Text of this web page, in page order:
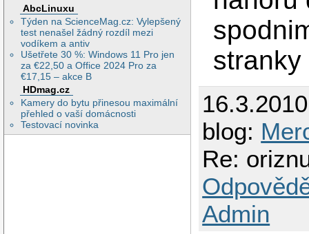
AbcLinuxu
Týden na ScienceMag.cz: Vylepšený
test nenašel žádný rozdíl mezi
vodíkem a antiv
Ušetřete 30 %: Windows 11 Pro jen
za €22,50 a Office 2024 Pro za
€17,15 – akce B
HDmag.cz
Kamery do bytu přinesou maximální
přehled o vaší domácnosti
Testovací novinka
blog:
Re:
Admin